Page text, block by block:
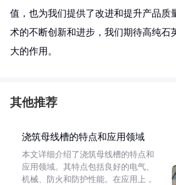
值，也为我们提供了改进和提升产品质
术的不断创新和进步，我们期待高纯石
大的作用。
其他推荐
浇筑母线槽的特点和应用领域
本文详细介绍了浇筑母线槽的特点和
应用领域。其特点包括良好的电气、
机械、防火和防护性能。在应用上，